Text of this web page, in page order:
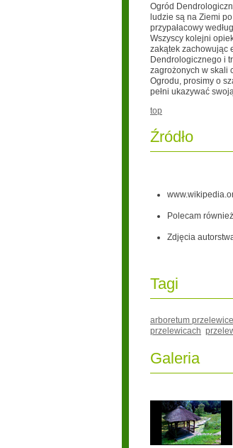
Ogród
ludzie są na Ziemi
przypałacowy
Wszyscy kolejni
zakątek zachowując
Dendrologicznego i
zagrożonych w skali
Ogrodu, prosimy o
pełni ukazywać
top
Źródło
Polecam
Zdjęcia
Tagi
arboretum przelewice
przelewicach
Galeria